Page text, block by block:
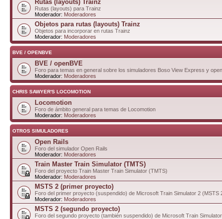
Rutas (layouts) Trainz
Rutas (layouts) para Trainz
Moderador: Moderadores
Objetos para rutas (layouts) Trainz
Objetos para incorporar en rutas Trainz
Moderador: Moderadores
BVE / OPENBVE
BVE / openBVE
Foro para temas en general sobre los simuladores Boso View Express y
Moderador: Moderadores
CHRIS SAWYER'S LOCOMOTION
Locomotion
Foro de ámbito general para temas de Locomotion
Moderador: Moderadores
OTROS SIMULADORES
Open Rails
Foro del simulador Open Rails
Moderador: Moderadores
Train Master Train Simulator (TMTS)
Foro del proyecto Train Master Train Simulator (TMTS)
Moderador: Moderadores
MSTS 2 (primer proyecto)
Foro del primer proyecto (suspendido) de Microsoft Train Simulator 2 (MSTS
Moderador: Moderadores
MSTS 2 (segundo proyecto)
Foro del segundo proyecto (también suspendido) de Microsoft Train